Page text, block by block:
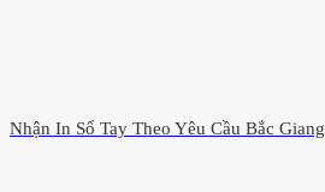
Nhận In Sổ Tay Theo Yêu Cầu Bắc Giang